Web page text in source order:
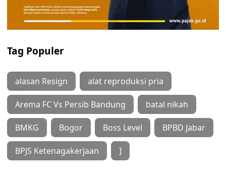
Tag Populer
alasan Resign alat reproduksi pria
Arema FC Vs Persib Bandung batal nikah
BMKG Bogor Boss Level BPBD Jabar
BPJS Ketenagakerjaan ]